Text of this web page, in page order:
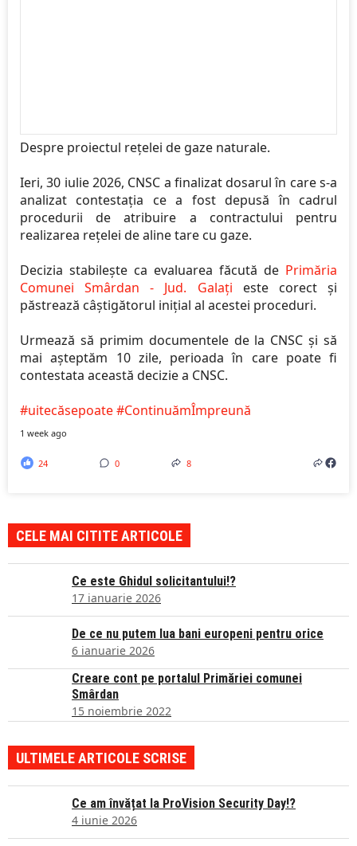
Despre proiectul rețelei de gaze naturale.
Ieri, 30 iulie 2026, CNSC a finalizat dosarul în care s-a
analizat contestația ce a fost depusă în cadrul
procedurii de atribuire a contractului pentru
realizarea rețelei de aline tare cu gaze.
Decizia stabilește ca evaluarea făcută de Primăria
Comunei Smârdan - Jud. Galați este corect și
păstrează câștigătorul inițial al acestei proceduri.
Urmează să primim documentele de la CNSC și să
mai așteptăm 10 zile, perioada în care poate fi
contestata această decizie a CNSC.
#uitecăsepoate#ContinuămÎmpreună
1 week ago
24 0 8
CELE MAI CITITE ARTICOLE
Ce este Ghidul solicitantului!?
17 ianuarie 2026
De ce nu putem lua bani europeni pentru orice
6 ianuarie 2026
Creare cont pe portalul Primăriei comunei
Smârdan
15 noiembrie 2022
ULTIMELE ARTICOLE SCRISE
Ce am învățat la ProVision Security Day!?
4 iunie 2026